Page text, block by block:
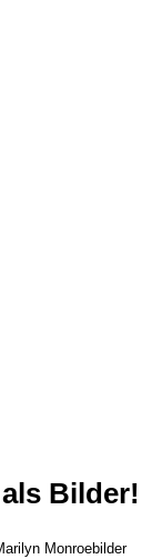
Bilder!
Monroebilder